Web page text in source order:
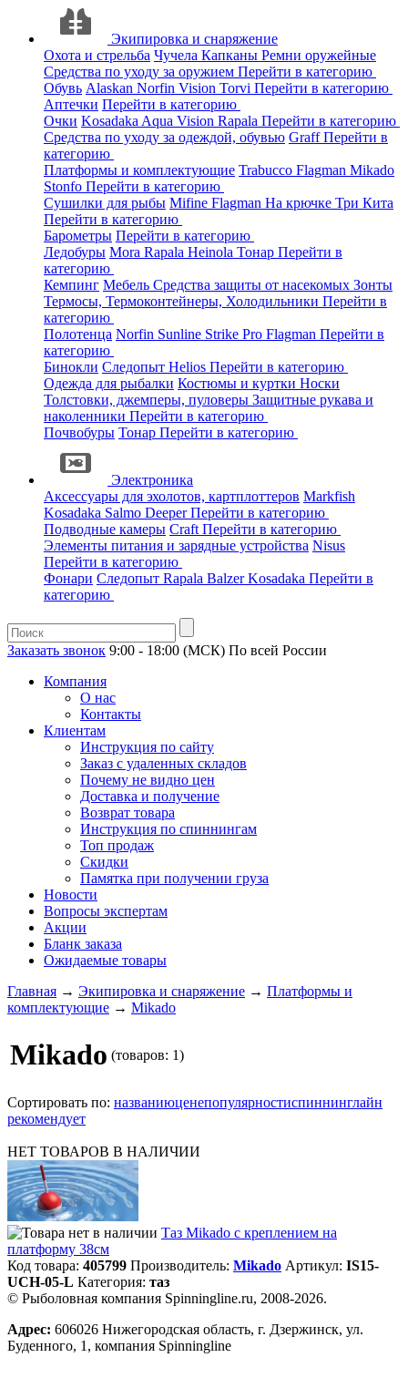
Экипировка и снаряжение
Охота и стрельба Чучела Капканы Ремни оружейные
Средства по уходу за оружием Перейти в категорию
Обувь Alaskan Norfin Vision Torvi Перейти в категорию
Аптечки Перейти в категорию
Очки Kosadaka Aqua Vision Rapala Перейти в категорию
Средства по уходу за одеждой, обувью GraffПерейти в
категорию
Платформы и комплектующие Trabucco Flagman Mikado
Stonfo Перейти в категорию
Сушилки для рыбы Mifine Flagman На крючке Три Кита
Перейти в категорию
Барометры Перейти в категорию
Ледобуры Mora Rapala Heinola Тонар Перейти в
категорию
Кемпинг Мебель Средства защиты от насекомых Зонты
Термосы, Термоконтейнеры, Холодильники Перейти в
категорию
Полотенца Norfin Sunline Strike Pro Flagman Перейти в
категорию
Бинокли Следопыт Helios Перейти в категорию
Одежда для рыбалки Костюмы и куртки Носки
Толстовки, джемперы, пуловеры Защитные рукава и
наколенники Перейти в категорию
Почвобуры Тонар Перейти в категорию
Электроника
Аксессуары для эхолотов, картплоттеров Markfish
Kosadaka Salmo DeeperПерейти в категорию
Подводные камеры Craft Перейти в категорию
Элементы питания и зарядные устройства Nisus
Перейти в категорию
Фонари Следопыт Rapala BalzerKosadaka Перейти в
категорию
Заказать звонок 9:00 - 18:00 (МСК) По всей России
Компания
О нас
Контакты
Клиентам
Инструкция по сайту
Заказ с удаленных складов
Почему не видно цен
Доставка и получение
Возврат товара
Инструкция по спиннингам
Топ продаж
Скидки
Памятка при получении груза
Новости
Вопросы экспертам
Акции
Бланк заказа
Ожидаемые товары
Главная → Экипировка и снаряжение → Платформы и
комплектующие → Mikado
Mikado (товаров: 1)
Сортировать по: названиюценепопулярностиспиннинглайн
рекомендует
НЕТ ТОВАРОВ В НАЛИЧИИ
Таз Mikado с креплением на
платформу 38см
Код товара: 405799 Производитель: Mikado Артикул: IS15-
UCH-05-L Категория: таз
© Рыболовная компания Spinningline.ru, 2008-2026.
Адрес: 606026 Нижегородская область, г. Дзержинск, ул.
Буденного, 1, компания Spinningline